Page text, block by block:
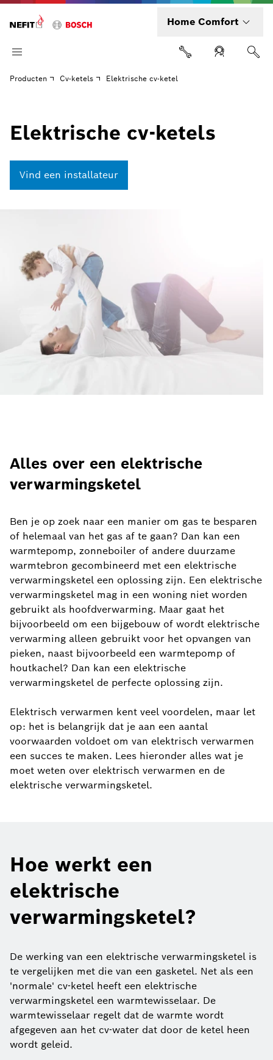
Home Comfort
Producten Cv-ketels Elektrische cv-ketel
Elektrische cv-ketels
Vind een installateur
Alles over een elektrische
verwarmingsketel
Ben je op zoek naar een manier om gas te besparen
of helemaal van het gas af te gaan? Dan kan een
warmtepomp, zonneboiler of andere duurzame
warmtebron gecombineerd met een elektrische
verwarmingsketel een oplossing zijn. Een elektrische
verwarmingsketel mag in een woning niet worden
gebruikt als hoofdverwarming. Maar gaat het
bijvoorbeeld om een bijgebouw of wordt elektrische
verwarming alleen gebruikt voor het opvangen van
pieken, naast bijvoorbeeld een warmtepomp of
houtkachel? Dan kan een elektrische
verwarmingsketel de perfecte oplossing zijn.
Elektrisch verwarmen kent veel voordelen, maar let
op: het is belangrijk dat je aan een aantal
voorwaarden voldoet om van elektrisch verwarmen
een succes te maken. Lees hieronder alles wat je
moet weten over elektrisch verwarmen en de
elektrische verwarmingsketel.
Hoe werkt een
elektrische
verwarmingsketel?
De werking van een elektrische verwarmingsketel is
te vergelijken met die van een gasketel. Net als een
'normale' cv-ketel heeft een elektrische
verwarmingsketel een warmtewisselaar. De
warmtewisselaar regelt dat de warmte wordt
afgegeven aan het cv-water dat door de ketel heen
wordt geleid.